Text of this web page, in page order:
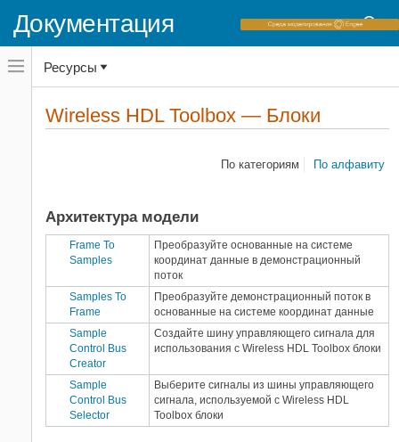
Документация
Переключатель
навигационного
меню
переключатель
Блоки
Simulink 3D Animation
Simulink Control Design
Simulink Design Optimization
Simulink Real-Time
Stateflow
Statistics and Machine Learning
System Composer
System Identification Toolbox
UAV Toolbox
Vehicle Network Toolbox
Wireless HDL Toolbox
4
Архитектура модели
34
Оптимизированная HDL
разработка системы
Ресурсы
Wireless HDL Toolbox — Блоки
По категориям По алфавиту
Архитектура модели
Frame To
Samples
Преобразуйте основанные на системе
координат данные в демонстрационный
поток
Samples To
Frame
Преобразуйте демонстрационный поток в
основанные на системе координат данные
Sample
Control Bus
Creator
Создайте шину управляющего сигнала для
использования с Wireless HDL Toolbox блоки
Sample
Control Bus
Selector
Выберите сигналы из шины управляющего
сигнала, используемой с Wireless HDL
Toolbox блоки